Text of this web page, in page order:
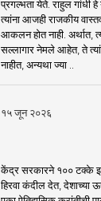
प्रगल्भता येते. राहुल गांधी हे
त्यांना आजही राजकीय
आकलन होत नाही. अर्थात,
सल्लागार नेमले आहेत, ते
नाहीत, अन्यथा ज्या ..
१५ जून २०२६
केंद्र सरकारने १०० टक्के
हिरवा कंदील देत, देशाच्या